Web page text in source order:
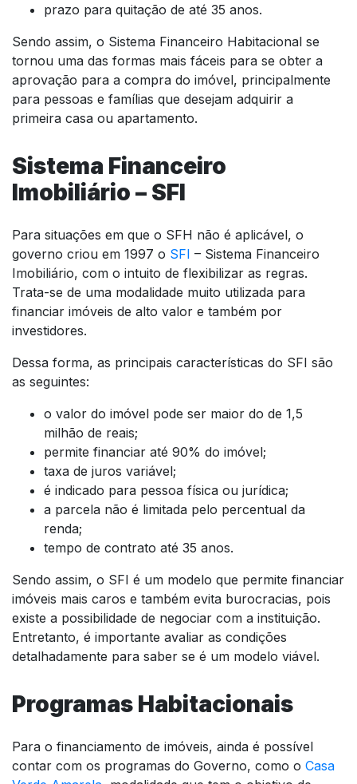
prazo para quitação de até 35 anos.
Sendo assim, o Sistema Financeiro Habitacional se
tornou uma das formas mais fáceis para se obter a
aprovação para a compra do imóvel, principalmente
para pessoas e famílias que desejam adquirir a
primeira casa ou apartamento.
Sistema Financeiro
Imobiliário – SFI
Para situações em que o SFH não é aplicável, o
governo criou em 1997 o SFI – Sistema Financeiro
Imobiliário, com o intuito de flexibilizar as regras.
Trata-se de uma modalidade muito utilizada para
financiar imóveis de alto valor e também por
investidores.
Dessa forma, as principais características do SFI são
as seguintes:
o valor do imóvel pode ser maior do de 1,5
milhão de reais;
permite financiar até 90% do imóvel;
taxa de juros variável;
é indicado para pessoa física ou jurídica;
a parcela não é limitada pelo percentual da
renda;
tempo de contrato até 35 anos.
Sendo assim, o SFI é um modelo que permite financiar
imóveis mais caros e também evita burocracias, pois
existe a possibilidade de negociar com a instituição.
Entretanto, é importante avaliar as condições
detalhadamente para saber se é um modelo viável.
Programas Habitacionais
Para o financiamento de imóveis, ainda é possível
contar com os programas do Governo, como o Casa